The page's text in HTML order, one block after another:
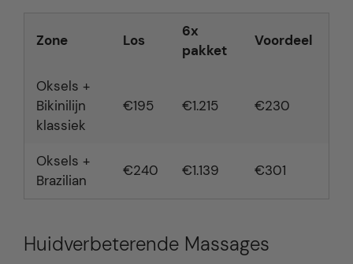
Zone Los
6x
pakket
Voordeel
Oksels +
Bikinilijn
klassiek
€195 €1.215 €230
Oksels +
Brazilian
€240 €1.139 €301
Huidverbeterende Massages